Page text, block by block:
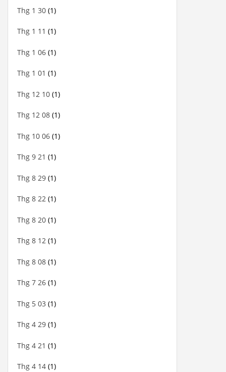
Thg 1 30 (1)
Thg 1 11 (1)
Thg 1 06 (1)
Thg 1 01 (1)
Thg 12 10 (1)
Thg 12 08 (1)
Thg 10 06 (1)
Thg 9 21 (1)
Thg 8 29 (1)
Thg 8 22 (1)
Thg 8 20 (1)
Thg 8 12 (1)
Thg 8 08 (1)
Thg 7 26 (1)
Thg 5 03 (1)
Thg 4 29 (1)
Thg 4 21 (1)
Thg 4 14 (1)